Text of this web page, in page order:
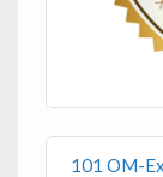
101 OM-